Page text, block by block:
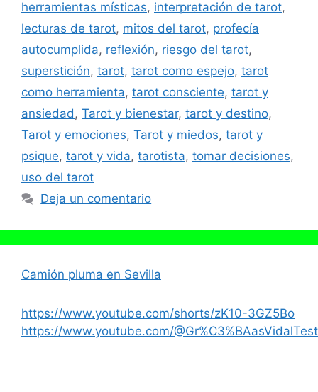
herramientas místicas, interpretación de tarot,
lecturas de tarot, mitos del tarot, profecía
autocumplida, reflexión, riesgo del tarot,
superstición, tarot, tarot como espejo, tarot
como herramienta, tarot consciente, tarot y
ansiedad, Tarot y bienestar, tarot y destino,
Tarot y emociones, Tarot y miedos, tarot y
psique, tarot y vida, tarotista, tomar decisiones,
uso del tarot
Deja un comentario
Camión pluma en Sevilla
https://www.youtube.com/shorts/zK10-3GZ5Bo
https://www.youtube.com/